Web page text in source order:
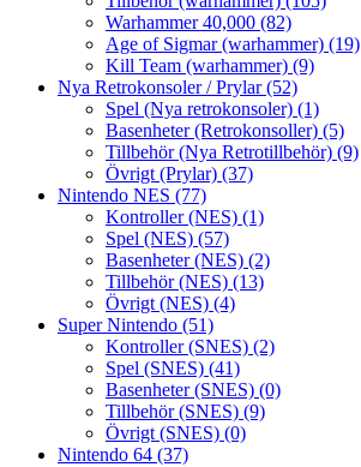
Warhammer 40,000 (82)
Age of Sigmar (warhammer) (19)
Kill Team (warhammer) (9)
Nya Retrokonsoler / Prylar(52)
Spel (Nya retrokonsoler) (1)
Basenheter (Retrokonsoller) (5)
Tillbehör (Nya Retrotillbehör) (9)
Övrigt (Prylar) (37)
Nintendo NES (77)
Kontroller (NES) (1)
Spel (NES) (57)
Basenheter (NES) (2)
Tillbehör (NES) (13)
Övrigt (NES) (4)
Super Nintendo (51)
Kontroller (SNES) (2)
Spel (SNES) (41)
Basenheter (SNES) (0)
Tillbehör (SNES) (9)
Övrigt (SNES) (0)
Nintendo 64 (37)